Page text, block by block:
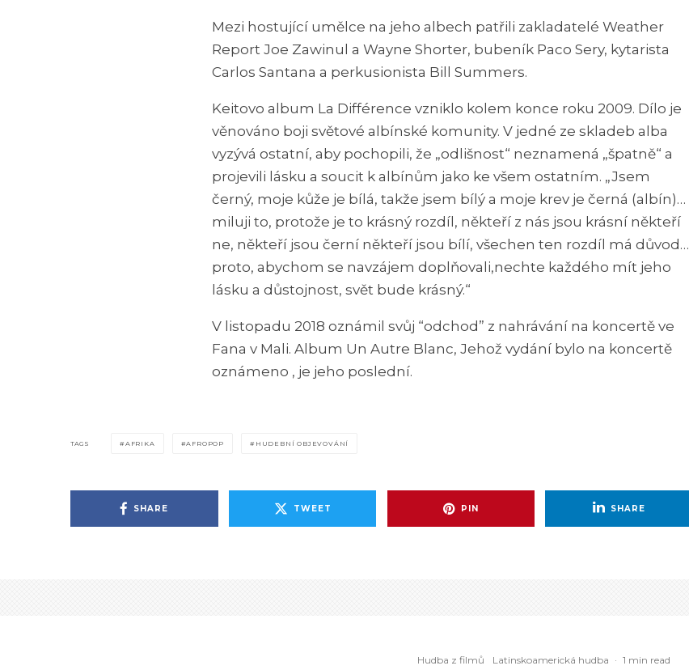
Mezi hostující umělce na jeho albech patřili zakladatelé Weather
Report Joe Zawinul a Wayne Shorter, bubeník Paco Sery, kytarista
Carlos Santana a perkusionista Bill Summers.
Keitovo album La Différence vzniklo kolem konce roku 2009. Dílo je
věnováno boji světové albínské komunity. V jedné ze skladeb alba
vyzývá ostatní, aby pochopili, že „odlišnost“ neznamená „špatně“ a
projevili lásku a soucit k albínům jako ke všem ostatním. „Jsem
černý, moje kůže je bílá, takže jsem bílý a moje krev je černá (albín)…
miluji to, protože je to krásný rozdíl, někteří z nás jsou krásní někteří
ne, někteří jsou černí někteří jsou bílí, všechen ten rozdíl má důvod…
proto, abychom se navzájem doplňovali,nechte každého mít jeho
lásku a důstojnost, svět bude krásný.“
V listopadu 2018 oznámil svůj “odchod” z nahrávání na koncertě ve
Fana v Mali. Album Un Autre Blanc, Jehož vydání bylo na koncertě
oznámeno , je jeho poslední.
TAGS AFRIKA AFROPOP HUDEBNÍ OBJEVOVÁNÍ
SHARE TWEET PIN SHARE
Hudba z filmů Latinskoamerická hudba · 1 min read